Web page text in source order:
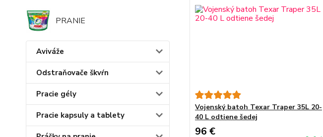
PRANIE
Aviváže
Odstraňovače škvŕn
Pracie gély
Pracie kapsuly a tablety
Vojenský batoh Texar Traper 35L 20-
40 L odtiene šedej
96 €